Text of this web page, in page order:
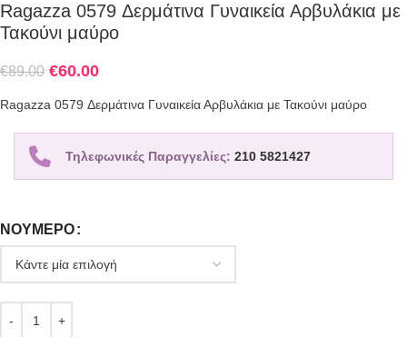
Ragazza 0579 Δερμάτινα Γυναικεία Αρβυλάκια με
Τακούνι μαύρο
€89.00 €60.00
Ragazza 0579 Δερμάτινα Γυναικεία Αρβυλάκια με Τακούνι μαύρο
Τηλεφωνικές Παραγγελίες: 210 5821427
ΝΟΎΜΕΡΟ